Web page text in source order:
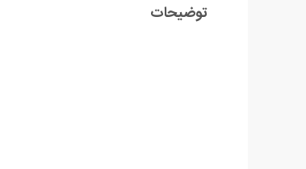
توضیحات